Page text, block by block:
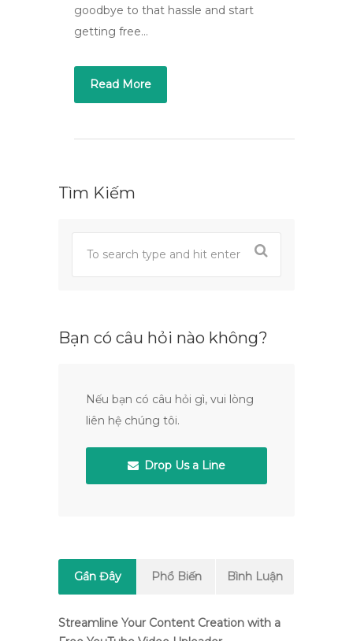
goodbye to that hassle and start
getting free…
Read More
Tìm Kiếm
Bạn có câu hỏi nào không?
Nếu bạn có câu hỏi gì, vui lòng
liên hệ chúng tôi.
Drop Us a Line
Gần Đây Phổ Biến Bình Luận
Streamline Your Content Creation with a